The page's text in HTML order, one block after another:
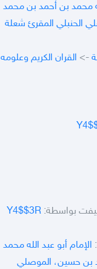
محمد بن أحمد بن محمد
الحنبلي المقرئ شعلة
-> القران الكريم وعلومه
بواسطة: Y4$$3R
الإمام أبو عبد الله محمد
بن حسين، الموصلي